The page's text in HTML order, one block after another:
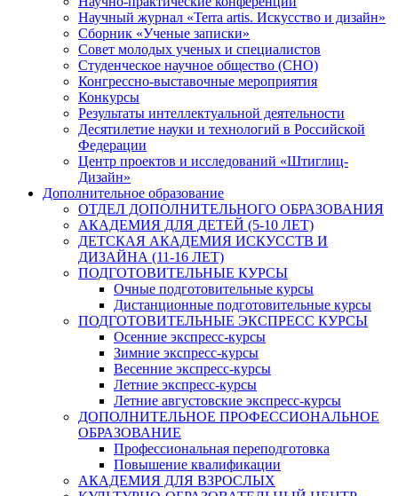
Научный журнал «Terra artis. Искусство и дизайн»
Сборник «Ученые записки»
Совет молодых ученых и специалистов
Студенческое научное общество (СНО)
Конгрессно-выставочные мероприятия
Конкурсы
Результаты интеллектуальной деятельности
Десятилетие науки и технологий в Российской
Федерации
Центр проектов и исследований «Штиглиц-
Дизайн»
Дополнительное образование
ОТДЕЛ ДОПОЛНИТЕЛЬНОГО ОБРАЗОВАНИЯ
АКАДЕМИЯ ДЛЯ ДЕТЕЙ (5-10 ЛЕТ)
ДЕТСКАЯ АКАДЕМИЯ ИСКУССТВ И
ДИЗАЙНА (11-16 ЛЕТ)
ПОДГОТОВИТЕЛЬНЫЕ КУРСЫ
Очные подготовительные курсы
Дистанционные подготовительные курсы
ПОДГОТОВИТЕЛЬНЫЕ ЭКСПРЕСС КУРСЫ
Осенние экспресс-курсы
Зимние экспресс-курсы
Весенние экспресс-курсы
Летние экспресс-курсы
Летние августовские экспресс-курсы
ДОПОЛНИТЕЛЬНОЕ ПРОФЕССИОНАЛЬНОЕ
ОБРАЗОВАНИЕ
Профессиональная переподготовка
Повышение квалификации
АКАДЕМИЯ ДЛЯ ВЗРОСЛЫХ